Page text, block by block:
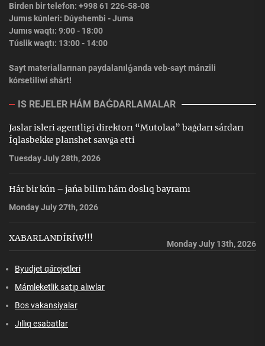
Birden bir telefon: +998 61 226-58-08
Jumıs kúnleri: Dúyshembi - Juma
Jumıs waqtı: 9:00 - 18:00
Túslik waqtı: 13:00 - 14:00
Sayt materiallarınan paydalanılǵanda veb-sayt mánzili
kórsetiliwi shárt!
IS REJELER HÁM BAǴDARLAMALAR
Jaslar isleri agentligi direktorı “Mutolaa” baǵdarı sárdarı
Íqlasbekke planshet sawǵa etti
Tuesday July 28th, 2026
Hár bir kún – jańa bilim hám doslıq bayramı
Monday July 27th, 2026
XABARLANDÍRÍW!!!
Monday July 13th, 2026
Byudjet qárejetleri
Mámleketlik satıp alıwlar
Bos vakansiyalar
Jıllıq esabatlar